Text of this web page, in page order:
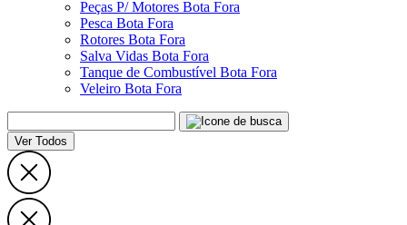
Peças P/ Motores Bota Fora
Pesca Bota Fora
Rotores Bota Fora
Salva Vidas Bota Fora
Tanque de Combustível Bota Fora
Veleiro Bota Fora
Ver Todos